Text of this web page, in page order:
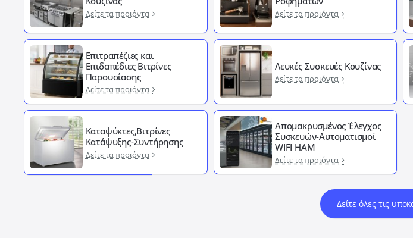
Δείτε τα προιόντα Δείτε τα προιόντα
Επιτραπέζιες και
Επιδαπέδιες Βιτρίνες
Παρουσίασης
Δείτε τα προιόντα
Λευκές Συσκευές Κουζίνας
Δείτε τα προιόντα
Καταψύκτες,Βιτρίνες
Κατάψυξης-Συντήρησης
Δείτε τα προιόντα
Απομακρυσμένος ΄Έλεγχος
Συσκευών-Αυτοματισμοί
WIFI HAM
Δείτε τα προιόντα
Δείτε όλες τις